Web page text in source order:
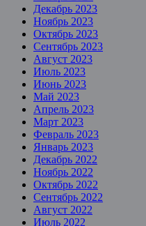
Декабрь 2023
Ноябрь 2023
Октябрь 2023
Сентябрь 2023
Август 2023
Июль 2023
Июнь 2023
Май 2023
Апрель 2023
Март 2023
Февраль 2023
Январь 2023
Декабрь 2022
Ноябрь 2022
Октябрь 2022
Сентябрь 2022
Август 2022
Июль 2022